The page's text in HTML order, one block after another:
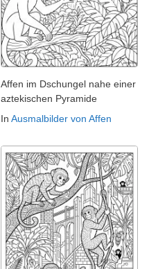
Affen im Dschungel nahe einer
aztekischen Pyramide
In Ausmalbilder von Affen